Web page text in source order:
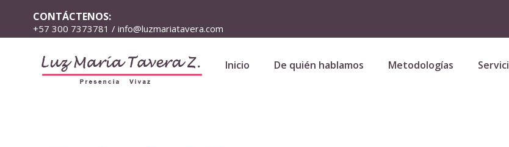
CONTÁCTENOS:
+57 300 7373781 / info@luzmariatavera.com
Inicio De quién hablamos Metodologías